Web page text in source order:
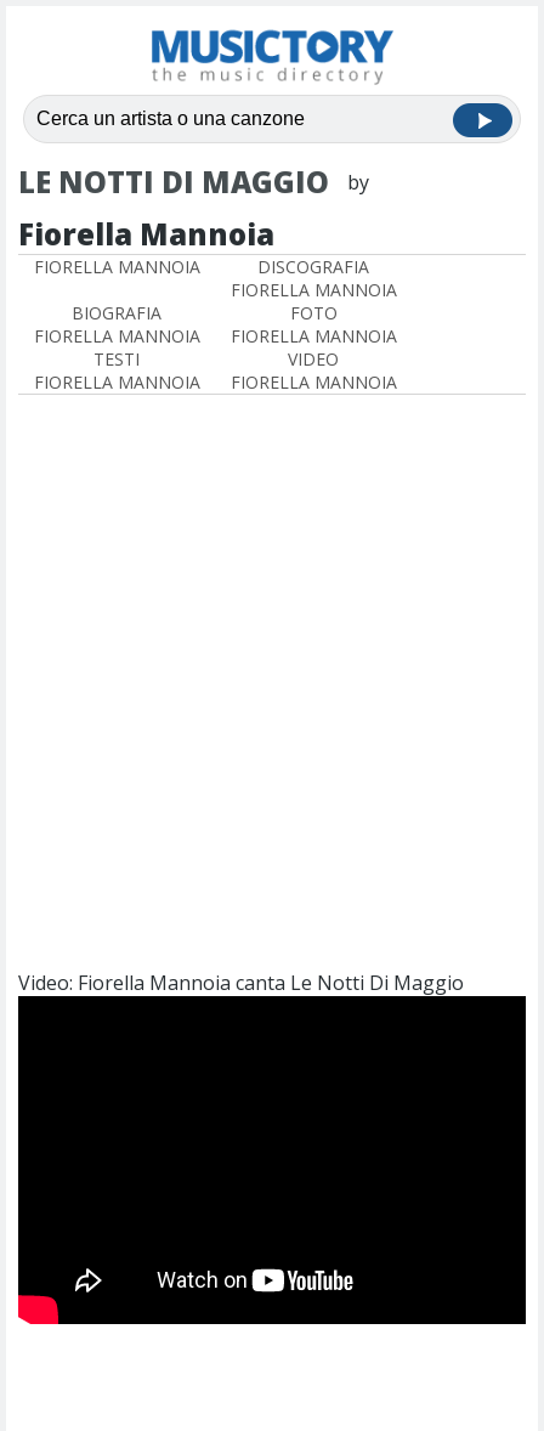
LE NOTTI DI MAGGIO by
Fiorella Mannoia
FIORELLA MANNOIA
DISCOGRAFIA
FIORELLA MANNOIA
BIOGRAFIA
FIORELLA MANNOIA
FOTO
FIORELLA MANNOIA
TESTI
FIORELLA MANNOIA
VIDEO
FIORELLA MANNOIA
Video: Fiorella Mannoia canta Le Notti Di Maggio